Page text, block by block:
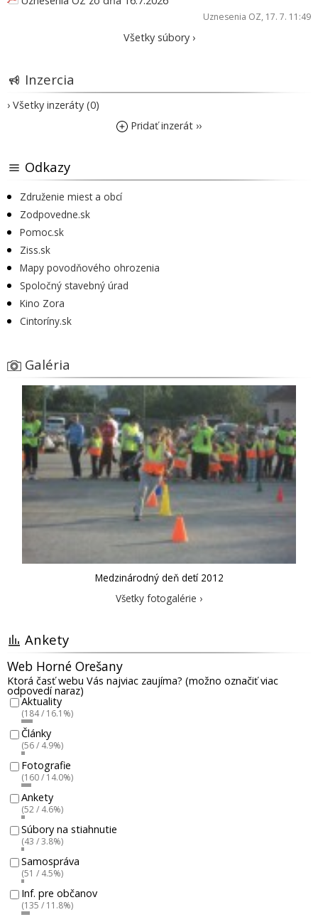
Uznesenia OZ, 17. 7. 11:49
Všetky súbory ›
Inzercia
› Všetky inzeráty (0)
Pridať inzerát ››
Odkazy
Združenie miest a obcí
Zodpovedne.sk
Pomoc.sk
Ziss.sk
Mapy povodňového ohrozenia
Spoločný stavebný úrad
Kino Zora
Cintoríny.sk
Galéria
Medzinárodný deň detí 2012
Všetky fotogalérie ›
Ankety
Web Horné Orešany
Ktorá časť webu Vás najviac zaujíma? (možno označiť viac
odpovedí naraz)
Aktuality
(184 / 16.1%)
Články
(56 / 4.9%)
Fotografie
(160 / 14.0%)
Ankety
(52 / 4.6%)
Súbory na stiahnutie
(43 / 3.8%)
Samospráva
(51 / 4.5%)
Inf. pre občanov
(135 / 11.8%)